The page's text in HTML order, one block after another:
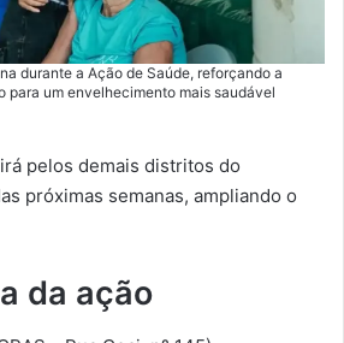
durante a Ação de Saúde, reforçando a
para um envelhecimento mais saudável
pelos demais distritos do
próximas semanas, ampliando o
da ação